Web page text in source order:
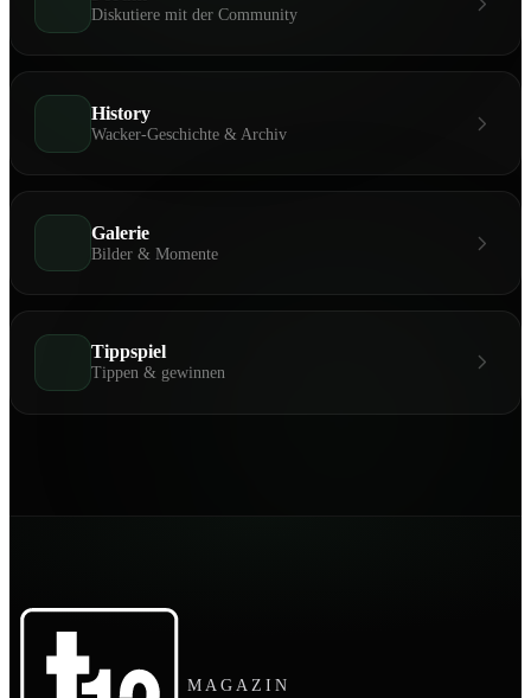
Diskutiere mit der Community
History
Wacker-Geschichte & Archiv
Galerie
Bilder & Momente
Tippspiel
Tippen & gewinnen
MAGAZIN